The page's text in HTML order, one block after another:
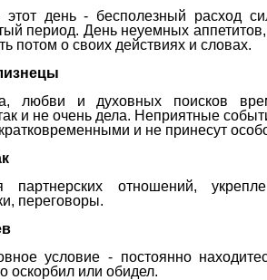
этот день - бесполезный расход
период. День неуемных
потом о своих действиях и словах.
любви и духовных поисков
и не очень дела. Неприятные
и не принесут
отношений,
переговоры.
условие - постоянно
оскорбил или обидел.